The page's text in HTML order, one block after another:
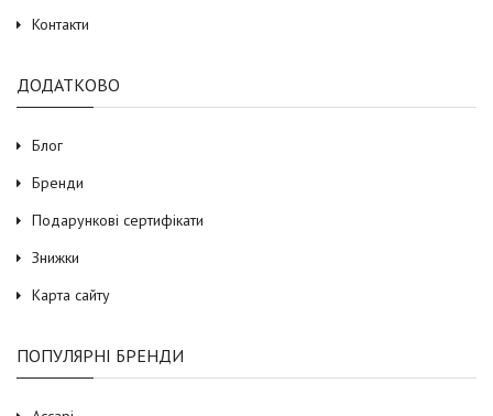
Контакти
ДОДАТКОВО
Блог
Бренди
Подарункові сертифікати
Знижки
Карта сайту
ПОПУЛЯРНІ БРЕНДИ